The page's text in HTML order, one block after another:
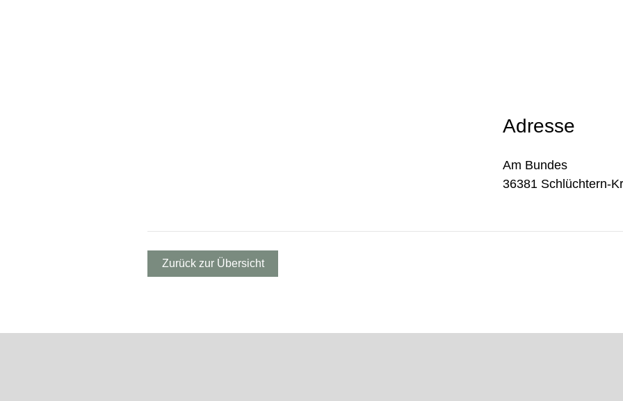
Adresse
Am Bundes
36381 Schlüchtern-
Zurück zur Übersicht